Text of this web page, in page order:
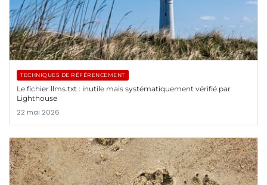
TECHNIQUES DE RÉFÉRENCEMENT
Le fichier llms.txt : inutile mais systématiquement vérifié par
Lighthouse
22 mai 2026